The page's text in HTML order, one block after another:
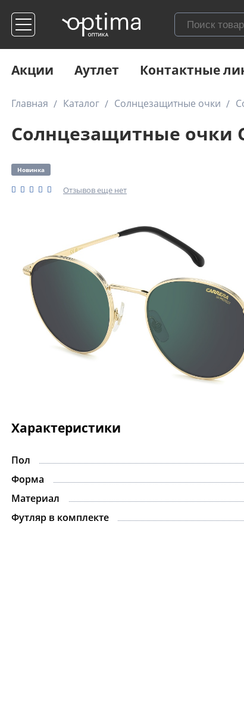
Акции Аутлет Контактные
Главная Каталог Солнцезащитные очки
Солнцезащитные очки
Новинка
Отзывов еще нет
Характеристики
Пол
Форма
Материал
Футляр в комплекте